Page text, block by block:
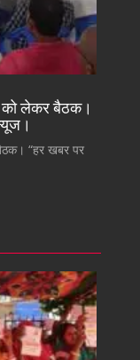
को लेकर बैठक।
“हर खबर पर